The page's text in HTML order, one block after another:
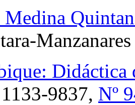
Manzanares
Didáctica
1133-9837, Nº